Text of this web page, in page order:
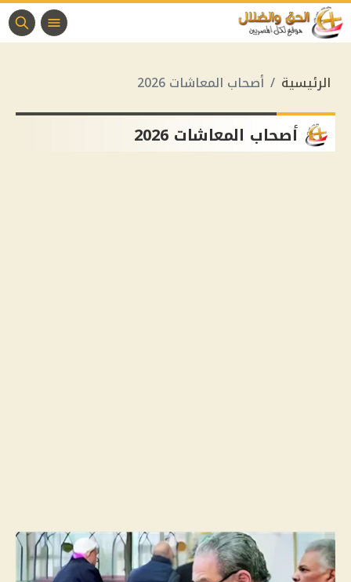
الرئيسية أصحاب المعاشات 2026
أصحاب المعاشات 2026